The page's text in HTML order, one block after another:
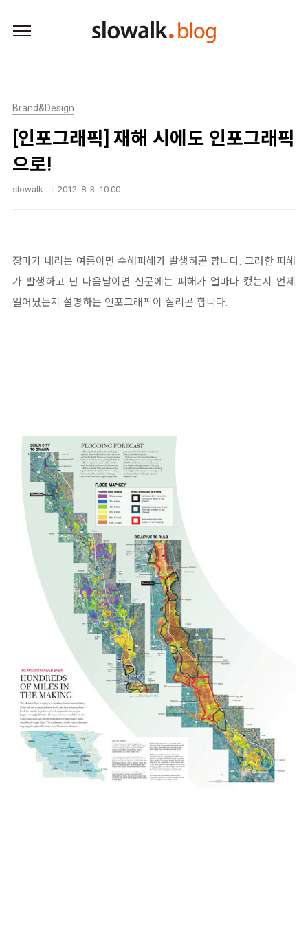
Brand&Design
[인포그래픽] 재해 시에도 인포그래픽
으로!
slowalk 2012. 8. 3. 10:00
장마가 내리는 여름이면 수해피해가 발생하곤 합니다. 그러한 피해
가 발생하고 난 다음날이면 신문에는 피해가 얼마나 컸는지 언제
일어났는지 설명하는 인포그래픽이 실리곤 합니다.